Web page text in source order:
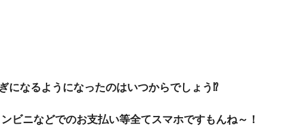
になるようになったのはいつからでしょう⁉️
ビニなどでのお支払い等全てスマホですもんね～！